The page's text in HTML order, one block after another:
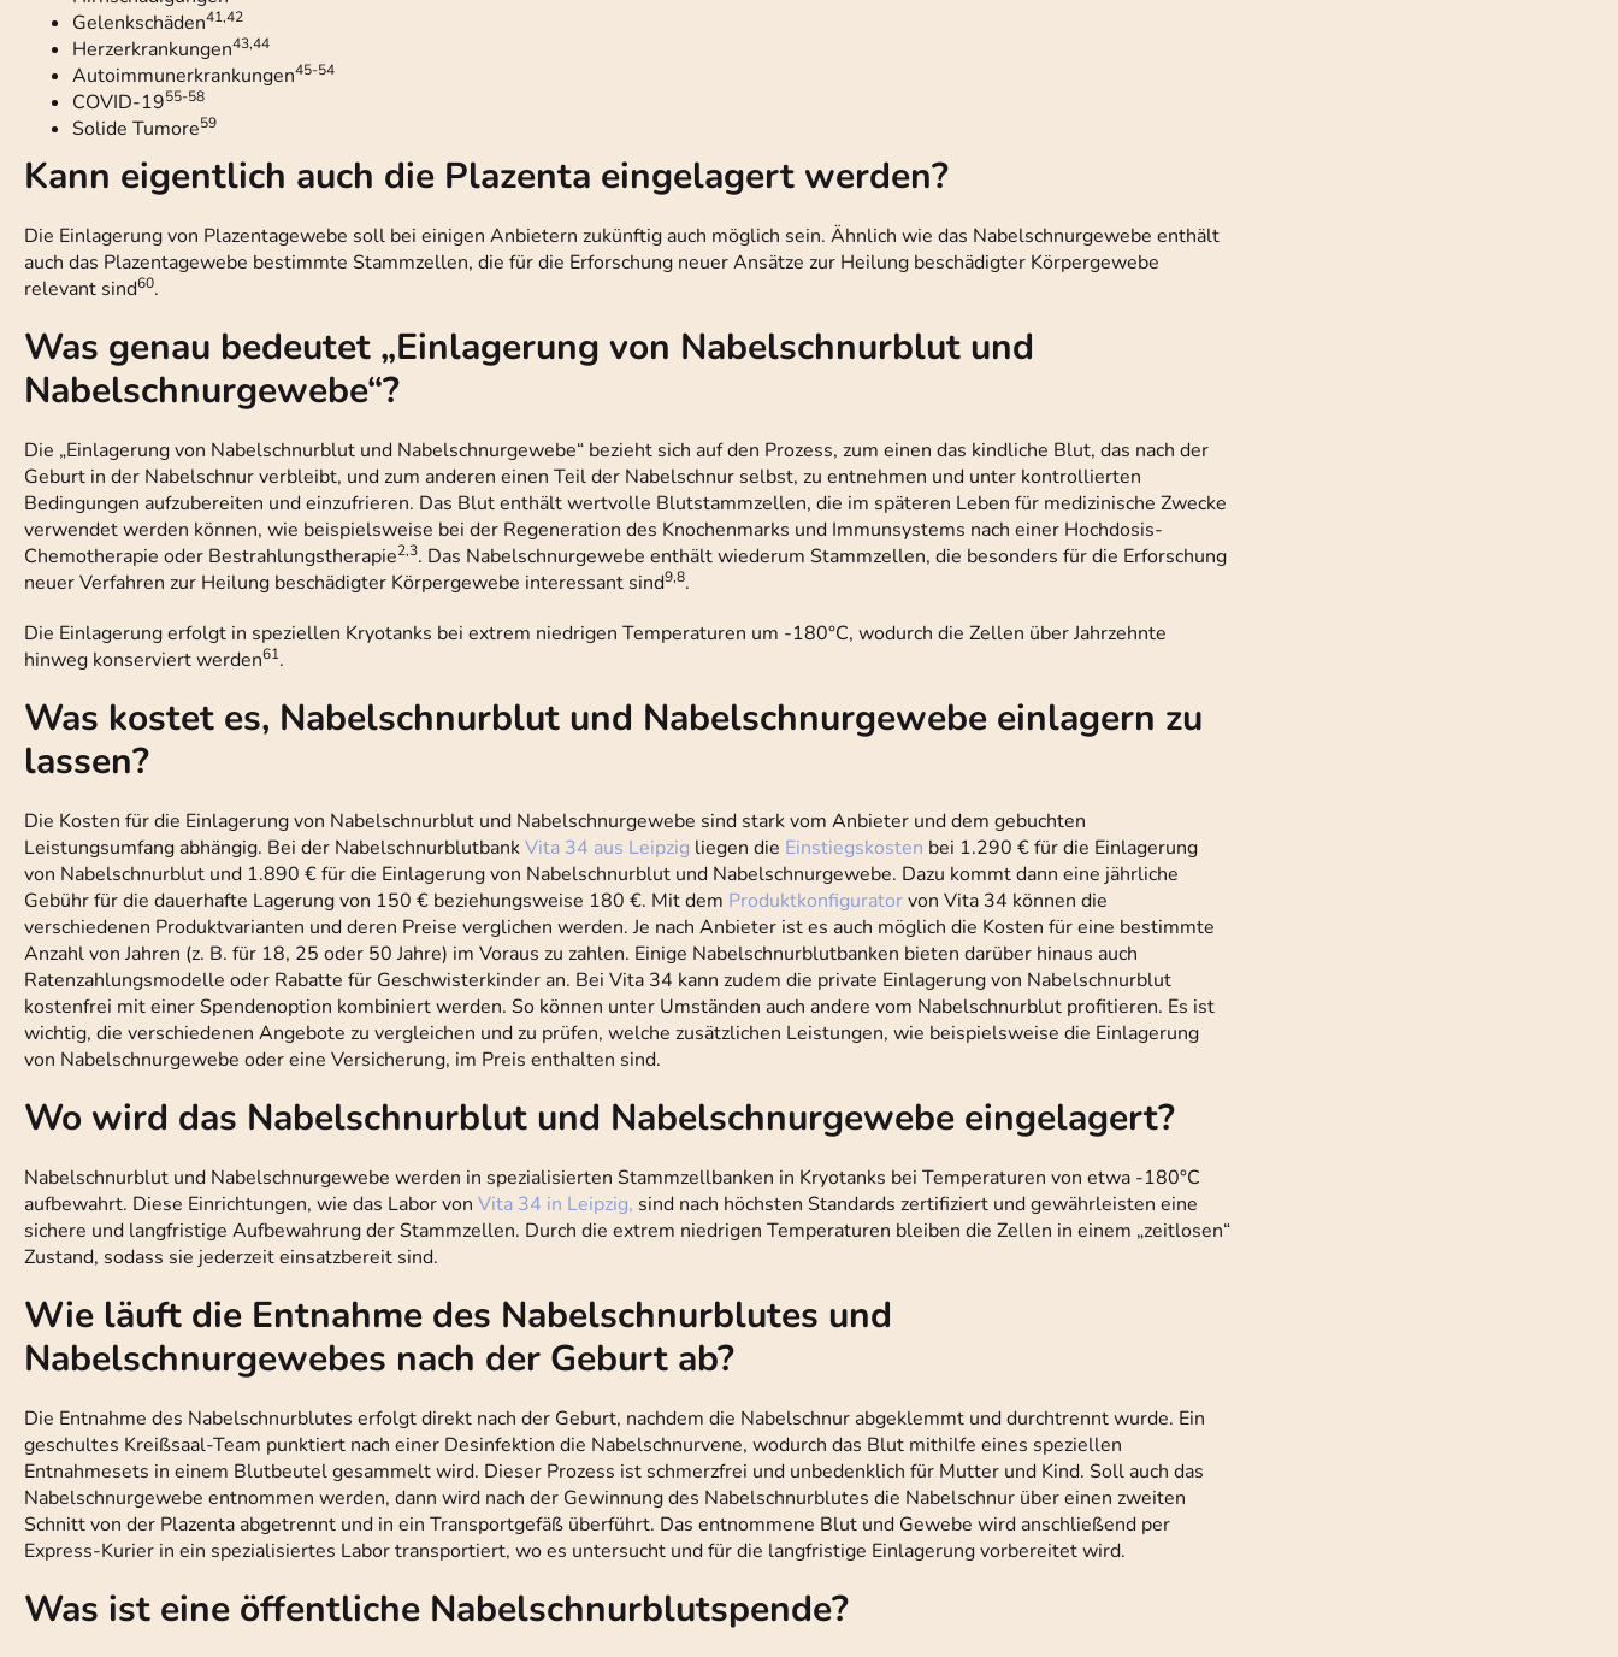
Gelenkschäden41,42
Herzerkrankungen43,44
Autoimmunerkrankungen45-54
COVID-1955-58
Solide Tumore59
Kann eigentlich auch die Plazenta eingelagert werden?
Die Einlagerung von Plazentagewebe soll bei einigen Anbietern zukünftig auch möglich sein. Ähnlich wie das Nabelschnurgewebe enthält
auch das Plazentagewebe bestimmte Stammzellen, die für die Erforschung neuer Ansätze zur Heilung beschädigter Körpergewebe
relevant sind60.
Was genau bedeutet „Einlagerung von Nabelschnurblut und
Nabelschnurgewebe“?
Die „Einlagerung von Nabelschnurblut und Nabelschnurgewebe“ bezieht sich auf den Prozess, zum einen das kindliche Blut, das nach der
Geburt in der Nabelschnur verbleibt, und zum anderen einen Teil der Nabelschnur selbst, zu entnehmen und unter kontrollierten
Bedingungen aufzubereiten und einzufrieren. Das Blut enthält wertvolle Blutstammzellen, die im späteren Leben für medizinische Zwecke
verwendet werden können, wie beispielsweise bei der Regeneration des Knochenmarks und Immunsystems nach einer Hochdosis-
Chemotherapie oder Bestrahlungstherapie2,3. Das Nabelschnurgewebe enthält wiederum Stammzellen, die besonders für die Erforschung
neuer Verfahren zur Heilung beschädigter Körpergewebe interessant sind9,8.
Die Einlagerung erfolgt in speziellen Kryotanks bei extrem niedrigen Temperaturen um -180°C, wodurch die Zellen über Jahrzehnte
hinweg konserviert werden61.
Was kostet es, Nabelschnurblut und Nabelschnurgewebe einlagern zu
lassen?
Die Kosten für die Einlagerung von Nabelschnurblut und Nabelschnurgewebe sind stark vom Anbieter und dem gebuchten
Leistungsumfang abhängig. Bei der NabelschnurblutbankVita 34 aus Leipzig liegen die Einstiegskosten bei 1.290 € für die Einlagerung
von Nabelschnurblut und 1.890 € für die Einlagerung von Nabelschnurblut und Nabelschnurgewebe. Dazu kommt dann eine jährliche
Gebühr für die dauerhafte Lagerung von 150 € beziehungsweise 180 €. Mit dem Produktkonfiguratorvon Vita 34 können die
verschiedenen Produktvarianten und deren Preise verglichen werden. Je nach Anbieter ist es auch möglich die Kosten für eine bestimmte
Anzahl von Jahren (z. B. für 18, 25 oder 50 Jahre) im Voraus zu zahlen. Einige Nabelschnurblutbanken bieten darüber hinaus auch
Ratenzahlungsmodelle oder Rabatte für Geschwisterkinder an. Bei Vita 34 kann zudem die private Einlagerung von Nabelschnurblut
kostenfrei mit einer Spendenoption kombiniert werden. So können unter Umständen auch andere vom Nabelschnurblut profitieren. Es ist
wichtig, die verschiedenen Angebote zu vergleichen und zu prüfen, welche zusätzlichen Leistungen, wie beispielsweise die Einlagerung
von Nabelschnurgewebe oder eine Versicherung, im Preis enthalten sind.
Wo wird das Nabelschnurblut und Nabelschnurgewebe eingelagert?
Nabelschnurblut und Nabelschnurgewebe werden in spezialisierten Stammzellbanken in Kryotanks bei Temperaturen von etwa -180°C
aufbewahrt. Diese Einrichtungen, wie das Labor von Vita 34 in Leipzig, sind nach höchsten Standards zertifiziert und gewährleisten eine
sichere und langfristige Aufbewahrung der Stammzellen. Durch die extrem niedrigen Temperaturen bleiben die Zellen in einem „zeitlosen“
Zustand, sodass sie jederzeit einsatzbereit sind.
Wie läuft die Entnahme des Nabelschnurblutes und
Nabelschnurgewebes nach der Geburt ab?
Die Entnahme des Nabelschnurblutes erfolgt direkt nach der Geburt, nachdem die Nabelschnur abgeklemmt und durchtrennt wurde. Ein
geschultes Kreißsaal-Team punktiert nach einer Desinfektion die Nabelschnurvene, wodurch das Blut mithilfe eines speziellen
Entnahmesets in einem Blutbeutel gesammelt wird. Dieser Prozess ist schmerzfrei und unbedenklich für Mutter und Kind. Soll auch das
Nabelschnurgewebe entnommen werden, dann wird nach der Gewinnung des Nabelschnurblutes die Nabelschnur über einen zweiten
Schnitt von der Plazenta abgetrennt und in ein Transportgefäß überführt. Das entnommene Blut und Gewebe wird anschließend per
Express-Kurier in ein spezialisiertes Labor transportiert, wo es untersucht und für die langfristige Einlagerung vorbereitet wird.
Was ist eine öffentliche Nabelschnurblutspende?